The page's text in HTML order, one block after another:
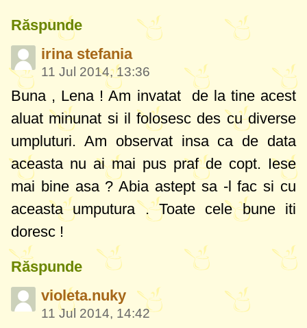
Răspunde
irina stefania
11 Jul 2014, 13:36
Buna , Lena ! Am invatat de la tine acest
aluat minunat si il folosesc des cu diverse
umpluturi. Am observat insa ca de data
aceasta nu ai mai pus praf de copt. Iese
mai bine asa ? Abia astept sa -l fac si cu
aceasta umputura . Toate cele bune iti
doresc !
Răspunde
violeta.nuky
11 Jul 2014, 14:42